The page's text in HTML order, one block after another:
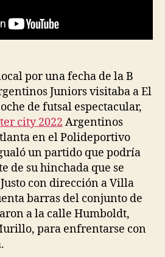
por una fecha de la B
Juniors visitaba a El
de futsal espectacular,
city 2022 Argentinos
en el Polideportivo
un partido que podría
de su hinchada que se
con dirección a Villa
barras del conjunto de
a la calle Humboldt,
para enfrentarse con